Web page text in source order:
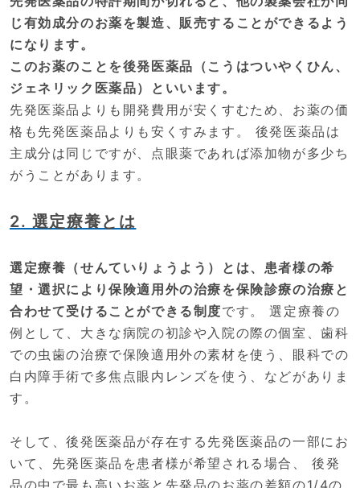
じ有効成分のお薬を製造、販売することができるよう
になります。
このお薬のことを後発医薬品（こうはついやくひん、
ジェネリック医薬品）といいます。
先発医薬品よりも開発費用が安くすむため、お薬の価
格も先発医薬品よりも安くすみます。 後発医薬品は
主成分は同じですが、点眼薬であれば添加物が多少ち
がうことがあります。
2. 選定療養とは
選定療養（せんていりょうよう）とは、患者様の希
望・選択により保険適用外の治療を保険診療の治療と
合わせて受けることができる制度です。 選定療養の
例として、大きな病院の初診や入院の際の個室、歯科
での虫歯の治療で保険適用外の素材を使う、眼科での
白内障手術で多焦点眼内レンズを使う、などがありま
す。
そして、後発医薬品が存在する先発医薬品の一部にお
いて、先発医薬品を患者様が希望される場合、 後発